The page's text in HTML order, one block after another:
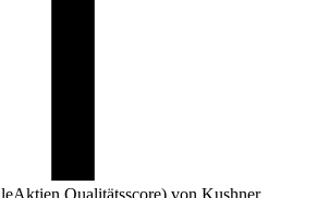
Qualitätsscore) von Kushner